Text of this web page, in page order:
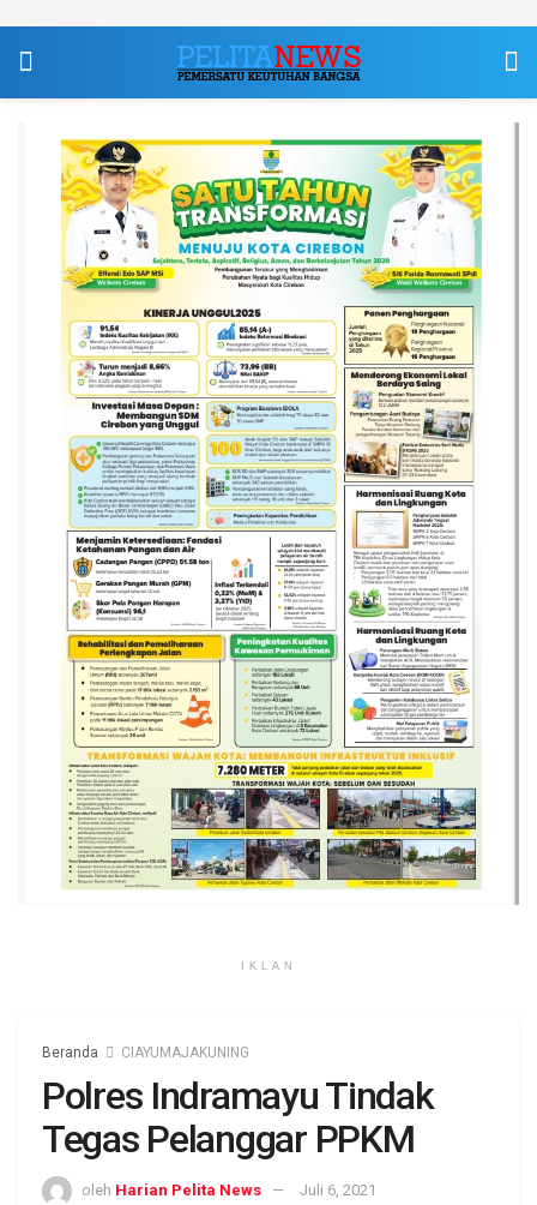
IKLAN
Beranda CIAYUMAJAKUNING
Polres Indramayu Tindak
Tegas Pelanggar PPKM
oleh Harian Pelita News Juli 6, 2021